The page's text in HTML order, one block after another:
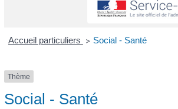
Accueil particuliers > Social - Santé
Thème
Social - Santé